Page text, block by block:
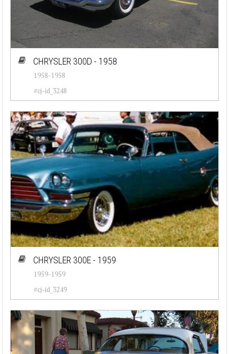
CHRYSLER 300D - 1958
1958-1958
#cj-id_3248
CHRYSLER 300E - 1959
1959-1959
#cj-id_3249